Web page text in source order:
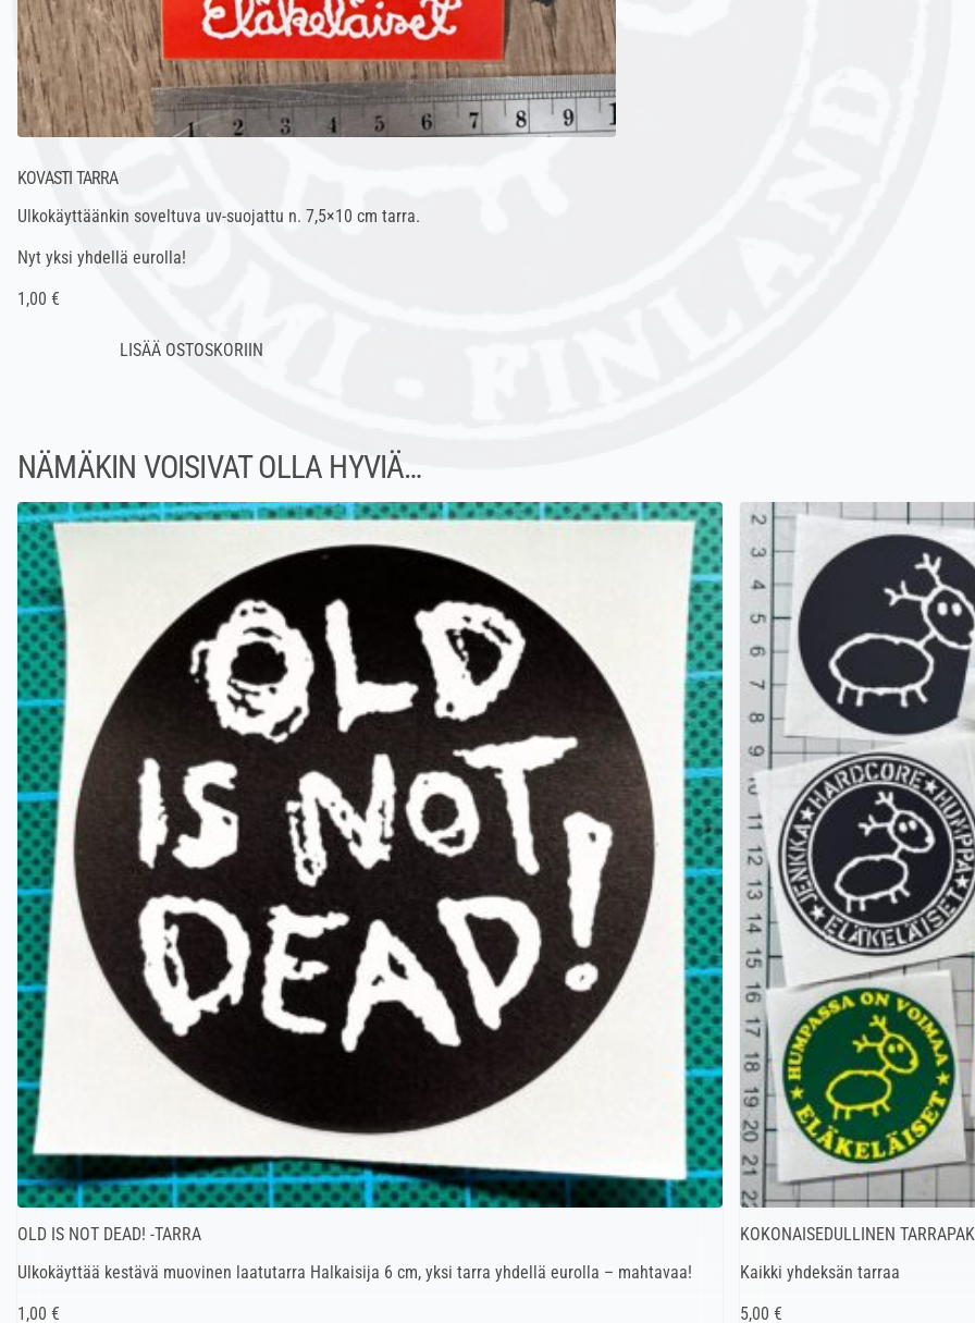
KOVASTI TARRA
Ulkokäyttäänkin soveltuva uv-suojattu n. 7,5×10 cm tarra.
Nyt yksi yhdellä eurolla!
1,00 €
NÄMÄKIN VOISIVAT OLLA HYVIÄ…
OLD IS NOT DEAD! -TARRA
Ulkokäyttää kestävä muovinen laatutarra Halkaisija 6 cm, yksi tarra yhdellä eurolla – mahtavaa!
1,00 €
KOKONAISEDULLINEN
Kaikki yhdeksän tarraa
5,00 €